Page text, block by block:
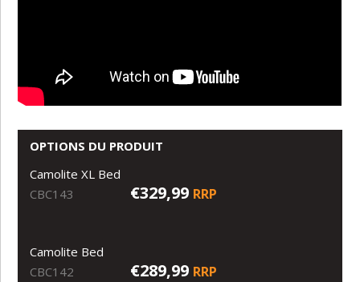
OPTIONS DU PRODUIT
Camolite XL Bed
CBC143
€329,99 RRP
Camolite Bed
CBC142
€289,99 RRP